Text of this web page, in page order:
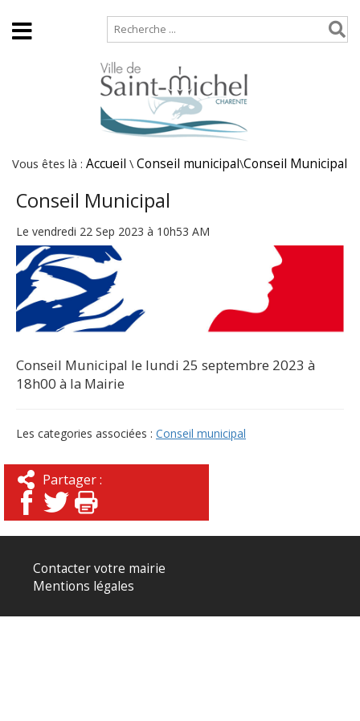
Vous êtes là : Accueil \ Conseil municipal\Conseil Municipal
Conseil Municipal
Le vendredi 22 Sep 2023 à 10h53 AM
Conseil Municipal le lundi 25 septembre 2023 à
18h00 à la Mairie
Les categories associées : Conseil municipal
Partager :
Contacter votre mairie
Mentions légales